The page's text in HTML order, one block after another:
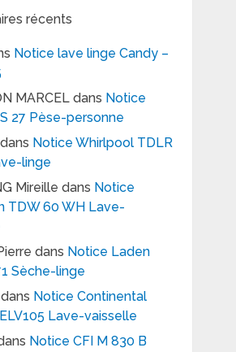
récents
Notice lave linge Candy –
MARCELdans Notice
27 Pèse-personne
Notice Whirlpool TDLR
linge
Mireille dans Notice
TDW 60 WH Lave-
dans Notice Laden
Sèche-linge
Notice Continental
Lave-vaisselle
Notice CFI M 830 B